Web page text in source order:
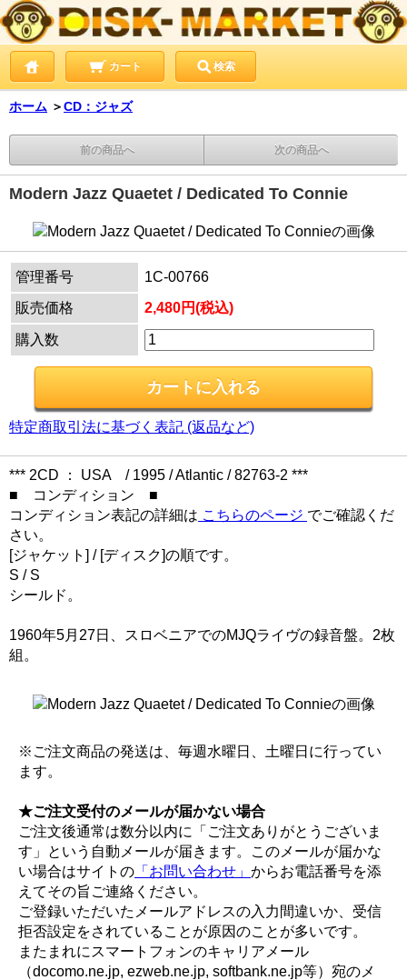
カート 検索
ホーム ＞CD：ジャズ
前の商品へ 次の商品へ
Modern Jazz Quaetet / Dedicated To Connie
管理番号
1C-00766
販売価格
2,480円(税込)
購入数
特定商取引法に基づく表記 (返品など)
*** 2CD ： USA / 1995 / Atlantic / 82763-2 ***
■ コンディション ■
コンディション表記の詳細は こちらのページ でご確認くだ
さい。
[ジャケット] / [ディスク]の順です。
S / S
シールド。
1960年5月27日、スロベニアでのMJQライヴの録音盤。2枚
組。
※ご注文商品の発送は、毎週水曜日、土曜日に行ってい
ます。
★ご注文受付のメールが届かない場合
ご注文後通常は数分以内に「ご注文ありがとうございま
す」という自動メールが届きます。このメールが届かな
い場合はサイトの 「お問い合わせ」 からお電話番号を添
えてその旨ご連絡ください。
ご登録いただいたメールアドレスの入力間違いか、受信
拒否設定をされていることが原因のことが多いです。
またまれにスマートフォンのキャリアメール
（docomo.ne.jp, ezweb.ne.jp, softbank.ne.jp等）宛のメ